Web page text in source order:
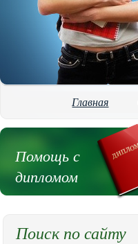
Главная
Помощь с
дипломом
Поиск по сайту